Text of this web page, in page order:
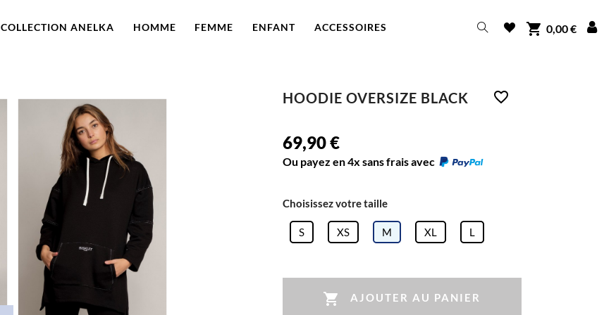
COLLECTION ANELKA HOMME FEMME ENFANT ACCESSOIRES shopping_cart 0,00 €
HOODIE OVERSIZE BLACK
69,90 €
Ou payez en 4x sans frais avec
Choisissez votre taille
S XS M XL L
 AJOUTER AU PANIER
favorite_border